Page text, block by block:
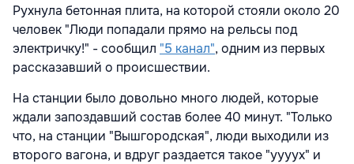
Рухнула бетонная плита, на которой стояли около 20
человек "Люди попадали прямо на рельсы под
электричку!" - сообщил "5 канал", одним из первых
рассказавший о происшествии.
На станции было довольно много людей, которые
ждали запоздавший состав более 40 минут. "Только
что, на станции "Вышгородская", люди выходили из
второго вагона, и вдруг раздается такое "уууух" и